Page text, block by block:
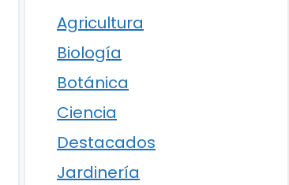
Agricultura
Biología
Botánica
Ciencia
Destacados
Jardinería